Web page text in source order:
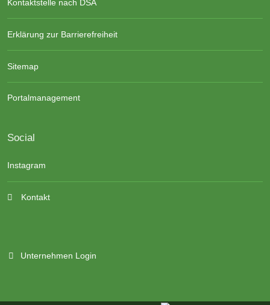
Kontaktstelle nach DSA
Erklärung zur Barrierefreiheit
Sitemap
Portalmanagement
Social
Instagram
Kontakt
Unternehmen Login